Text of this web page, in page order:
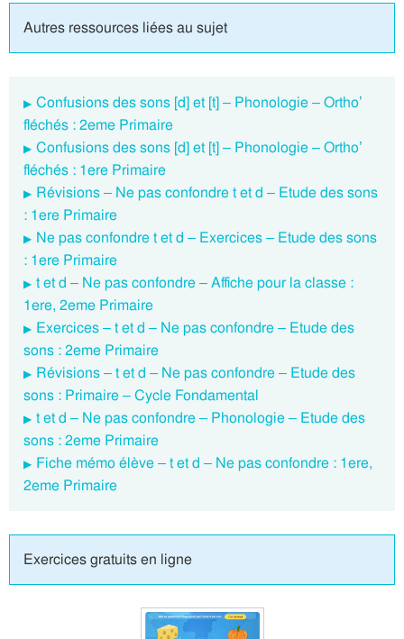
Autres ressources liées au sujet
Confusions des sons [d] et [t] – Phonologie – Ortho’
fléchés : 2eme Primaire
Confusions des sons [d] et [t] – Phonologie – Ortho’
fléchés : 1ere Primaire
Révisions – Ne pas confondre t et d – Etude des sons
: 1ere Primaire
Ne pas confondre t et d – Exercices – Etude des sons
: 1ere Primaire
t et d – Ne pas confondre – Affiche pour la classe :
1ere, 2eme Primaire
Exercices – t et d – Ne pas confondre – Etude des
sons : 2eme Primaire
Révisions – t et d – Ne pas confondre – Etude des
sons : Primaire – Cycle Fondamental
t et d – Ne pas confondre – Phonologie – Etude des
sons : 2eme Primaire
Fiche mémo élève – t et d – Ne pas confondre : 1ere,
2eme Primaire
Exercices gratuits en ligne